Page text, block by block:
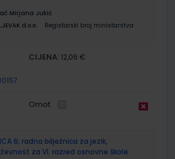
Mirjana Jukić
d.o.o.
Registarski broj ministarstva:
CIJENA: 12,06 €
Omot
6; radna bilježnica za jezik,
za VI. razred osnovne škole